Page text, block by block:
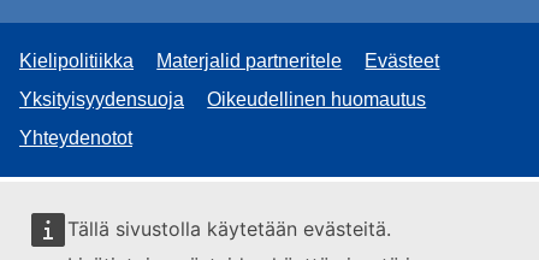
Tällä sivustolla käytetään evästeitä.
Kielipolitiikka Materjalid partneritele
Evästeet
Yksityisyydensuoja
Oikeudellinen huomautus
Yhteydenotot